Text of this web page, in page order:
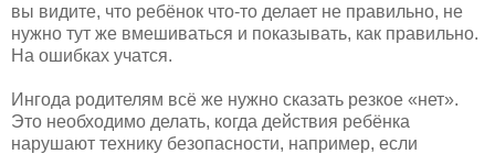
вы видите, что ребёнок что-то делает не правильно, не
нужно тут же вмешиваться и показывать, как правильно.
На ошибках учатся.
Ингода родителям всё же нужно сказать резкое «нет».
Это необходимо делать, когда действия ребёнка
нарушают технику безопасности, например, если